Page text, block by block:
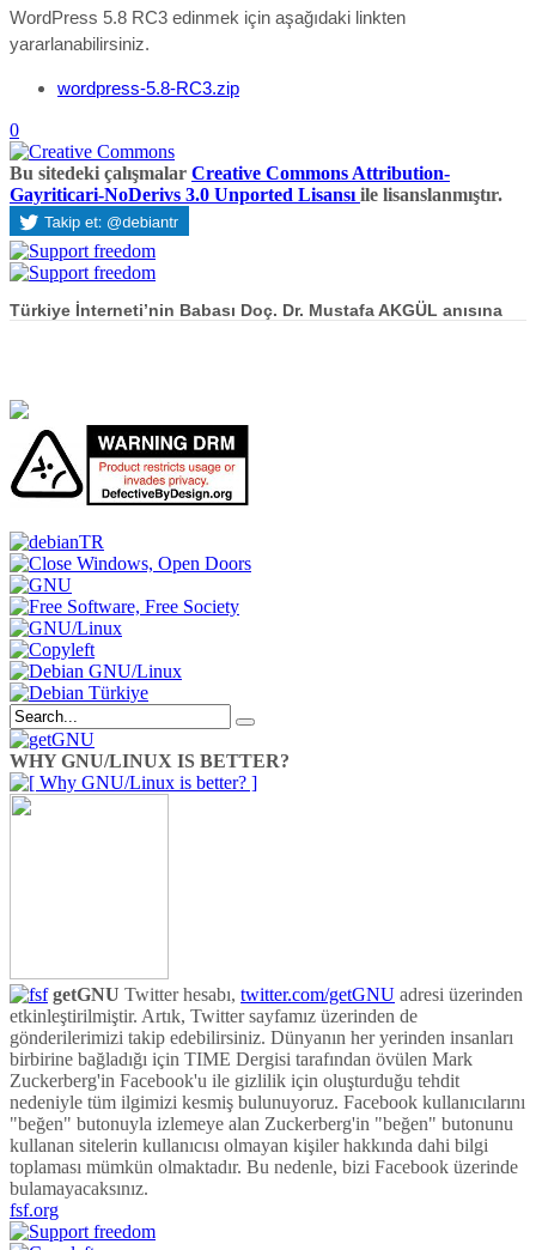
WordPress 5.8 RC3 edinmek için aşağıdaki linkten
yararlanabilirsiniz.
wordpress-5.8-RC3.zip
0
Bu sitedeki çalışmalar Creative Commons Attribution-
Gayriticari-NoDerivs 3.0 Unported Lisansı ile lisanslanmıştır.
Türkiye İnterneti’nin Babası Doç. Dr. Mustafa AKGÜL anısına
WHY GNU/LINUX IS BETTER?
getGNU Twitter hesabı, twitter.com/getGNU adresi üzerinden
etkinleştirilmiştir. Artık, Twitter sayfamız üzerinden de
gönderilerimizi takip edebilirsiniz. Dünyanın her yerinden insanları
birbirine bağladığı için TIME Dergisi tarafından övülen Mark
Zuckerberg'in Facebook'u ile gizlilik için oluşturduğu tehdit
nedeniyle tüm ilgimizi kesmiş bulunuyoruz. Facebook kullanıcılarını
"beğen" butonuyla izlemeye alan Zuckerberg'in "beğen" butonunu
kullanan sitelerin kullanıcısı olmayan kişiler hakkında dahi bilgi
toplaması mümkün olmaktadır. Bu nedenle, bizi Facebook üzerinde
bulamayacaksınız.
fsf.org